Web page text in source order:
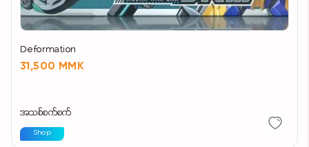
Deformation
31,500 MMK
အသစ်စက်စက်
Shop